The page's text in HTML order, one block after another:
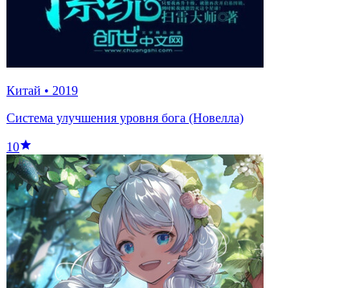
Китай • 2019
Система улучшения уровня бога (Новелла)
10